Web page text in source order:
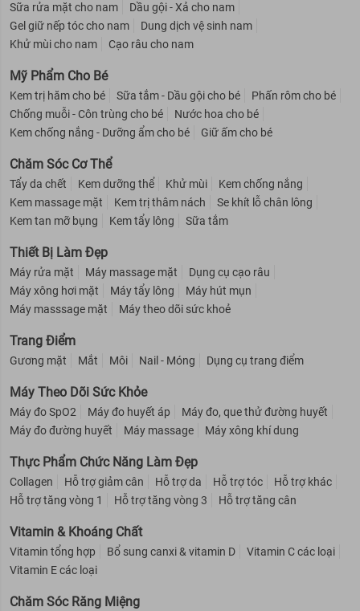
Sữa rửa mặt cho nam
Dầu gội - Xả cho nam
Gel giữ nếp tóc cho nam
Dung dịch vệ sinh nam
Khử mùi cho nam
Cạo râu cho nam
Mỹ Phẩm Cho Bé
Kem trị hăm cho bé Sữa tắm - Dầu gội cho bé
Phấn rôm cho bé
Chống muỗi - Côn trùng cho bé
Nước hoa cho bé
Kem chống nắng - Dưỡng ẩm cho bé
Giữ ấm cho bé
Chăm Sóc Cơ Thể
Tẩy da chết Kem dưỡng thể Khử mùi
Kem chống nắng
Kem massage mặt
Kem trị thâm nách
Se khít lỗ chân lông
Kem tan mỡ bụng
Kem tẩy lông Sữa tắm
Thiết Bị Làm Đẹp
Máy rửa mặt Máy massage mặt
Dụng cụ cạo râu
Máy xông hơi mặt
Máy tẩy lông
Máy hút mụn
Máy masssage mặt
Máy theo dõi sức khoẻ
Trang Điểm
Gương mặt Mắt Môi Nail - Móng Dụng cụ trang điểm
Máy Theo Dõi Sức Khỏe
Máy đo SpO2 Máy đo huyết áp
Máy đo, que thử đường huyết
Máy đo đường huyết
Máy massage Máy xông khí dung
Thực Phẩm Chức Năng Làm Đẹp
Collagen Hỗ trợ giảm cân Hỗ trợ da Hỗ trợ tóc
Hỗ trợ khác
Hỗ trợ tăng vòng 1
Hỗ trợ tăng vòng 3 Hỗ trợ tăng cân
Vitamin & Khoáng Chất
Vitamin tổng hợp Bổ sung canxi & vitamin D
Vitamin C các loại
Vitamin E các loại
Chăm Sóc Răng Miệng